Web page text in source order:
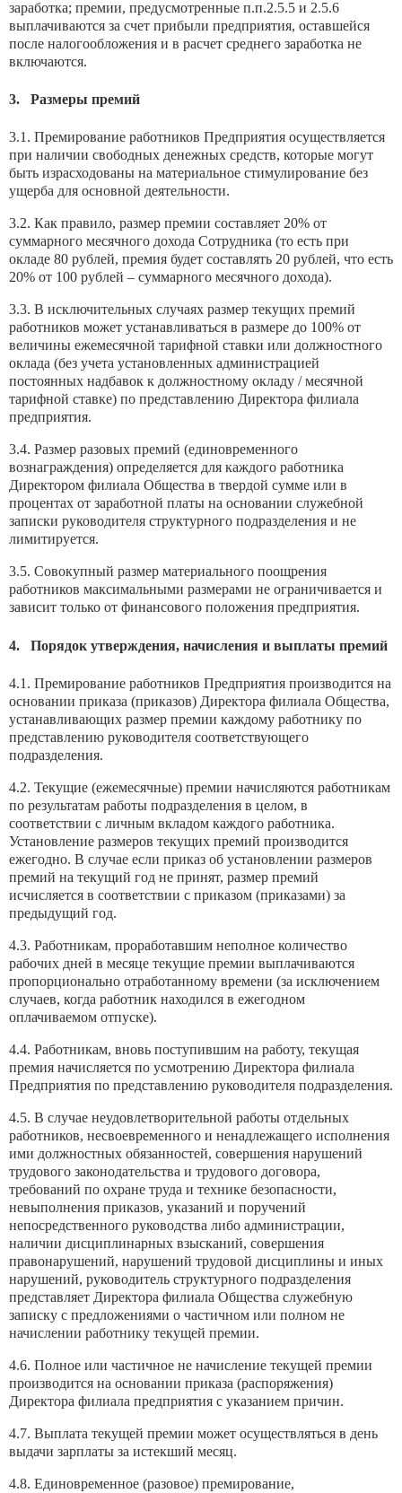
заработка; премии, предусмотренные п.п.2.5.5 и 2.5.6
выплачиваются за счет прибыли предприятия, оставшейся
после налогообложения и в расчет среднего заработка не
включаются.
3. Размеры премий
3.1. Премирование работников Предприятия осуществляется
при наличии свободных денежных средств, которые могут
быть израсходованы на материальное стимулирование без
ущерба для основной деятельности.
3.2. Как правило, размер премии составляет 20% от
суммарного месячного дохода Сотрудника (то есть при
окладе 80 рублей, премия будет составлять 20 рублей, что есть
20% от 100 рублей – суммарного месячного дохода).
3.3. В исключительных случаях размер текущих премий
работников может устанавливаться в размере до 100% от
величины ежемесячной тарифной ставки или должностного
оклада (без учета установленных администрацией
постоянных надбавок к должностному окладу / месячной
тарифной ставке) по представлению Директора филиала
предприятия.
3.4. Размер разовых премий (единовременного
вознаграждения) определяется для каждого работника
Директором филиала Общества в твердой сумме или в
процентах от заработной платы на основании служебной
записки руководителя структурного подразделения и не
лимитируется.
3.5. Совокупный размер материального поощрения
работников максимальными размерами не ограничивается и
зависит только от финансового положения предприятия.
4. Порядок утверждения, начисления и выплаты премий
4.1. Премирование работников Предприятия производится на
основании приказа (приказов) Директора филиала Общества,
устанавливающих размер премии каждому работнику по
представлению руководителя соответствующего
подразделения.
4.2. Текущие (ежемесячные) премии начисляются работникам
по результатам работы подразделения в целом, в
соответствии с личным вкладом каждого работника.
Установление размеров текущих премий производится
ежегодно. В случае если приказ об установлении размеров
премий на текущий год не принят, размер премий
исчисляется в соответствии с приказом (приказами) за
предыдущий год.
4.3. Работникам, проработавшим неполное количество
рабочих дней в месяце текущие премии выплачиваются
пропорционально отработанному времени (за исключением
случаев, когда работник находился в ежегодном
оплачиваемом отпуске).
4.4. Работникам, вновь поступившим на работу, текущая
премия начисляется по усмотрению Директора филиала
Предприятия по представлению руководителя подразделения.
4.5. В случае неудовлетворительной работы отдельных
работников, несвоевременного и ненадлежащего исполнения
ими должностных обязанностей, совершения нарушений
трудового законодательства и трудового договора,
требований по охране труда и технике безопасности,
невыполнения приказов, указаний и поручений
непосредственного руководства либо администрации,
наличии дисциплинарных взысканий, совершения
правонарушений, нарушений трудовой дисциплины и иных
нарушений, руководитель структурного подразделения
представляет Директора филиала Общества служебную
записку с предложениями о частичном или полном не
начислении работнику текущей премии.
4.6. Полное или частичное не начисление текущей премии
производится на основании приказа (распоряжения)
Директора филиала предприятия с указанием причин.
4.7. Выплата текущей премии может осуществляться в день
выдачи зарплаты за истекший месяц.
4.8. Единовременное (разовое) премирование,